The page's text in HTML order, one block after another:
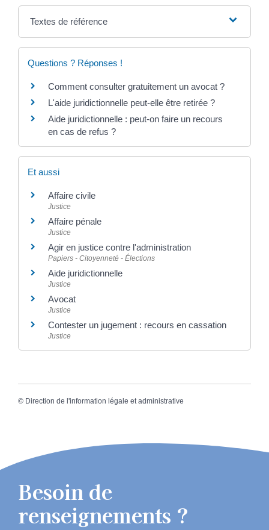
Textes de référence
Questions ? Réponses !
Comment consulter gratuitement un avocat ?
L'aide juridictionnelle peut-elle être retirée ?
Aide juridictionnelle : peut-on faire un recours
en cas de refus ?
Et aussi
Affaire civile
Justice
Affaire pénale
Justice
Agir en justice contre l'administration
Papiers - Citoyenneté - Élections
Aide juridictionnelle
Justice
Avocat
Justice
Contester un jugement : recours en cassation
Justice
© Direction de l'information légale et administrative
Besoin de
renseignements ?